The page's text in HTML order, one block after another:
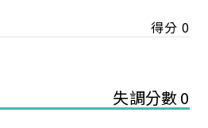
得分 0
失調分數 0